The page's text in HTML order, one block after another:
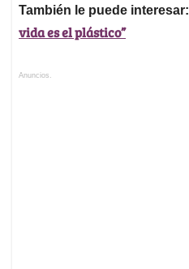
También le puede interesar:
vida es el plástico”
Anuncios.